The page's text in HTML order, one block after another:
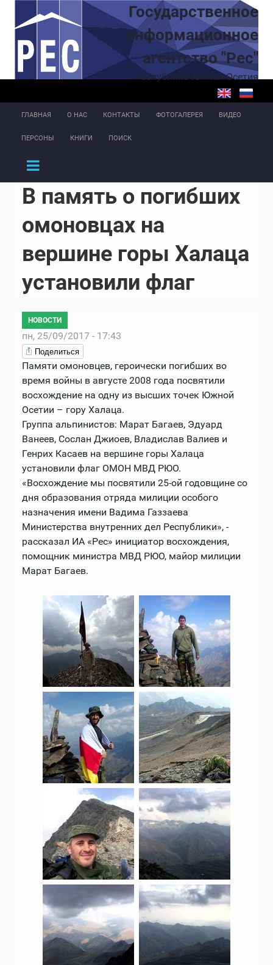
Перейти к основному содержаниюГосударственное
информационное
агентство "Рес"
Республика Южная Осетия
ГЛАВНАЯ О НАС КОНТАКТЫ ФОТОГАЛЕРЕЯ ВИДЕО
ПЕРСОНЫ КНИГИ ПОИСК
В память о погибших
омоновцах на
вершине горы Халаца
установили флаг
НОВОСТИ
пн, 25/09/2017 - 17:43
Поделиться
Памяти омоновцев, героически погибших во
время войны в августе 2008 года посвятили
восхождение на одну из высших точек Южной
Осетии – гору Халаца.
Группа альпинистов: Марат Багаев, Эдуард
Ванеев, Сослан Джиоев, Владислав Валиев и
Генрих Касаев на вершине горы Халаца
установили флаг ОМОН МВД РЮО.
«Восхождение мы посвятили 25-ой годовщине со
дня образования отряда милиции особого
назначения имени Вадима Газзаева
Министерства внутренних дел Республики», -
рассказал ИА «Рес» инициатор восхождения,
помощник министра МВД РЮО, майор милиции
Марат Багаев.